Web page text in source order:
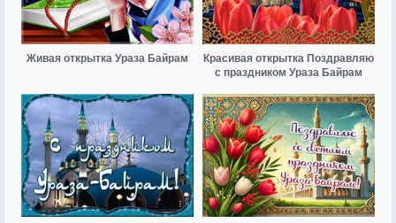
Живая открытка Ураза Байрам
Красивая открытка Поздравляю
с праздником Ураза Байрам